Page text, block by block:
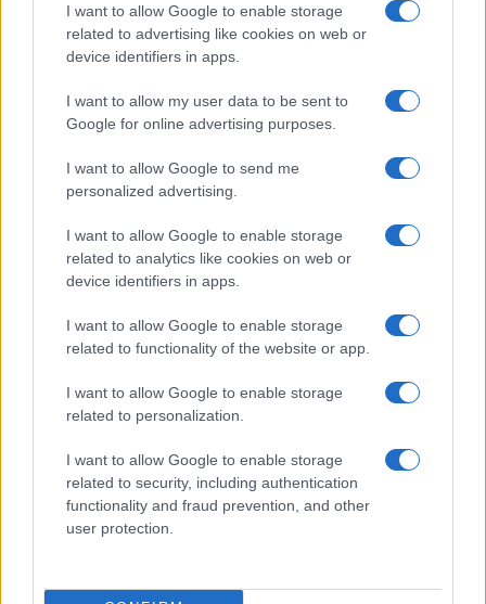
I want to allow Google to enable storage
related to advertising like cookies on web or
device identifiers in apps.
I want to allow my user data to be sent to
Google for online advertising purposes.
I want to allow Google to send me
personalized advertising.
I want to allow Google to enable storage
related to analytics like cookies on web or
device identifiers in apps.
I want to allow Google to enable storage
related to functionality of the website or app.
I want to allow Google to enable storage
related to personalization.
I want to allow Google to enable storage
related to security, including authentication
functionality and fraud prevention, and other
user protection.
Continua a leggere